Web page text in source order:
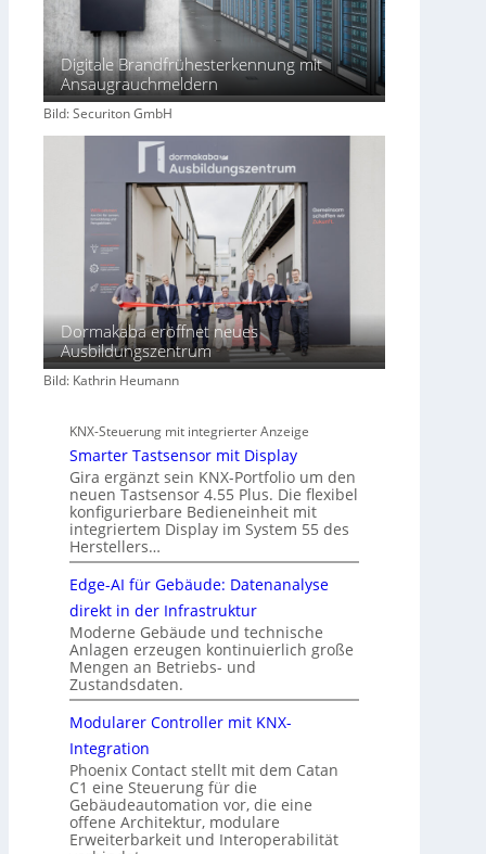
s
c
h
t
Digitale Brandfrühesterkennung mit
Ansaugrauchmeldern
Bild: Securiton GmbH
Dormakaba eröffnet neues
Ausbildungszentrum
Bild: Kathrin Heumann
KNX-Steuerung mit integrierter Anzeige
Smarter Tastsensor mit Display
Gira ergänzt sein KNX-Portfolio um den
neuen Tastsensor 4.55 Plus. Die flexibel
konfigurierbare Bedieneinheit mit
integriertem Display im System 55 des
Herstellers…
Edge-AI für Gebäude: Datenanalyse
direkt in der Infrastruktur
Moderne Gebäude und technische
Anlagen erzeugen kontinuierlich große
Mengen an Betriebs- und
Zustandsdaten.
Modularer Controller mit KNX-
Integration
Phoenix Contact stellt mit dem Catan
C1 eine Steuerung für die
Gebäudeautomation vor, die eine
offene Architektur, modulare
Erweiterbarkeit und Interoperabilität